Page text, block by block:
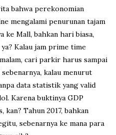
bahwa perekonomian
mengalami penurunan tajam
ke Mall, bahkan hari biasa,
Kalau jam prime time
cari parkir harus sampai
kalau menurut
data statistik yang valid
Karena buktinya GDP
Tahun 2017, bahkan
sebenarnya ke mana para